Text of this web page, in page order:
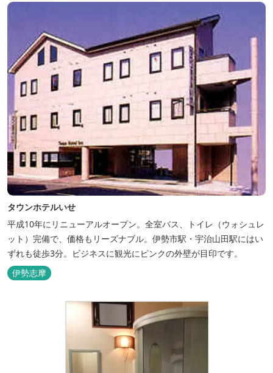
タウンホテルいせ
平成10年にリニューアルオープン。全室バス、トイレ（ウォシュレ
ット）完備で、価格もリーズナブル。伊勢市駅・宇治山田駅にはい
ずれも徒歩3分。ビジネスに観光にピンクの外壁が目印です。
伊勢志摩